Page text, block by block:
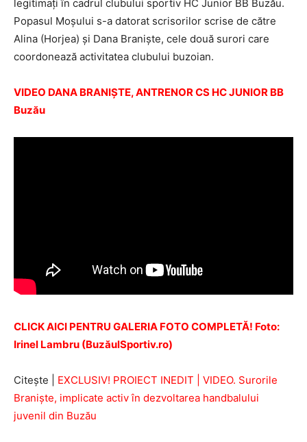
legitimaţi în cadrul clubului sportiv HC Junior BB Buzău.
Popasul Moşului s-a datorat scrisorilor scrise de către
Alina (Horjea) şi Dana Branişte, cele două surori care
coordonează activitatea clubului buzoian.
VIDEO DANA BRANIŞTE, ANTRENOR CS HC JUNIOR BB
Buzău
CLICK AICI PENTRU GALERIA FOTO COMPLETĂ! Foto:
Irinel Lambru (BuzăulSportiv.ro)
Citeşte | EXCLUSIV! PROIECT INEDIT | VIDEO. Surorile
Branişte, implicate activ în dezvoltarea handbalului
juvenil din Buzău